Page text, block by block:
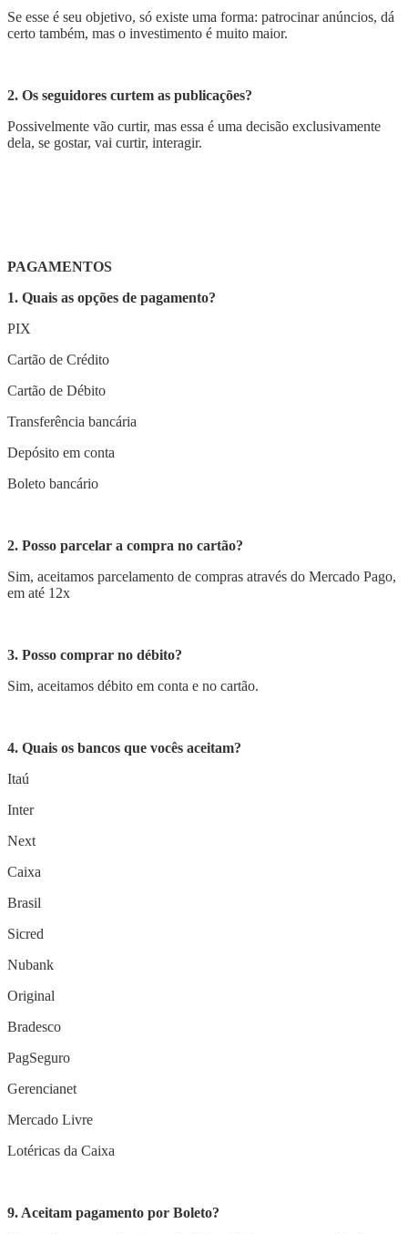
Se esse é seu objetivo, só existe uma forma: patrocinar anúncios, dá
certo também, mas o investimento é muito maior.
2. Os seguidores curtem as publicações?
Possivelmente vão curtir, mas essa é uma decisão exclusivamente
dela, se gostar, vai curtir, interagir.
PAGAMENTOS
1. Quais as opções de pagamento?
PIX
Cartão de Crédito
Cartão de Débito
Transferência bancária
Depósito em conta
Boleto bancário
2. Posso parcelar a compra no cartão?
Sim, aceitamos parcelamento de compras através do Mercado Pago,
em até 12x
3. Posso comprar no débito?
Sim, aceitamos débito em conta e no cartão.
4. Quais os bancos que vocês aceitam?
Itaú
Inter
Next
Caixa
Brasil
Sicred
Nubank
Original
Bradesco
PagSeguro
Gerencianet
Mercado Livre
Lotéricas da Caixa
9. Aceitam pagamento por Boleto?